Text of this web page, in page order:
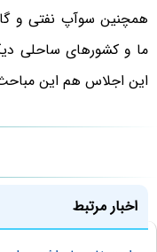
همچنین سوآپ نفتی و
ما و کشورهای ساحلی
این اجلاس هم این
اخبار مرتبط